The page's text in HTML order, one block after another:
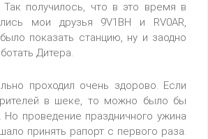
Так получилось, что в это время в
мои друзья 9V1BH и RV0AR,
показать станцию, ну и заодно
Дитера.
проходил очень здорово. Если
в шеке, то можно было бы
Но проведение праздничного ужина
принять рапорт с первого раза.